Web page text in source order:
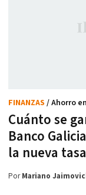
Cuánto se
Banco
la nueva tasa
FINANZAS / Ahorro
PorMariano